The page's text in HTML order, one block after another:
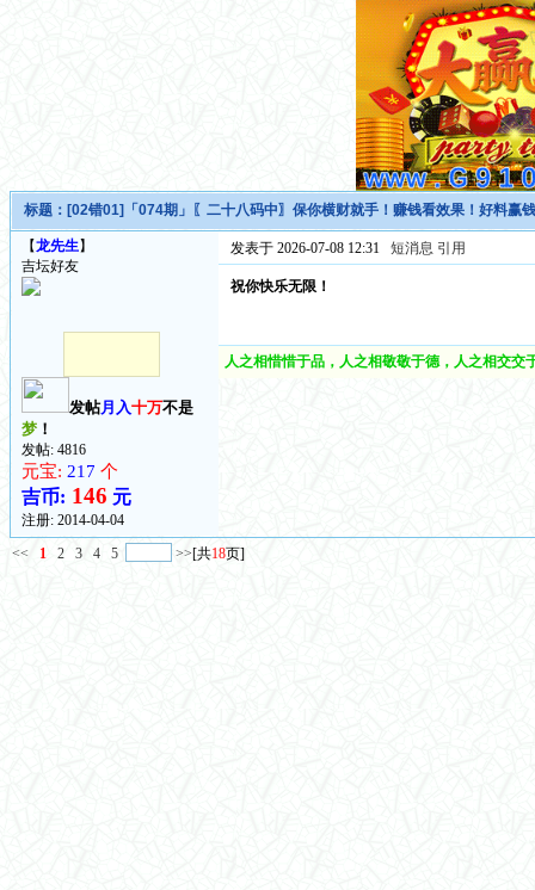
标题： [02错01]「074期」〖二十八码中〗保你横财就手！赚钱看效果！好料赢
【龙先生】
吉坛好友
发帖月入十万不是
梦！
发帖: 4816
元宝: 217 个
吉币: 146 元
注册: 2014-04-04
发表于 2026-07-08 12:31 短消息 引用
祝你快乐无限！
人之相惜惜于品，人之相敬敬于德，人之相交
<< 1 2 3 4 5 >>[共18页]